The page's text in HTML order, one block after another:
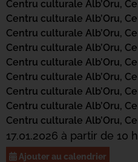
Centru culturale Alb’Oru,
Centru culturale Alb’Oru,
Centru culturale Alb’Oru,
Centru culturale Alb’Oru,
Centru culturale Alb’Oru,
Centru culturale Alb’Oru,
Centru culturale Alb’Oru,
Centru culturale Alb’Oru,
Centru culturale Alb’Oru,
17.01.2026 à partir de 10
Ajouter au calendrier